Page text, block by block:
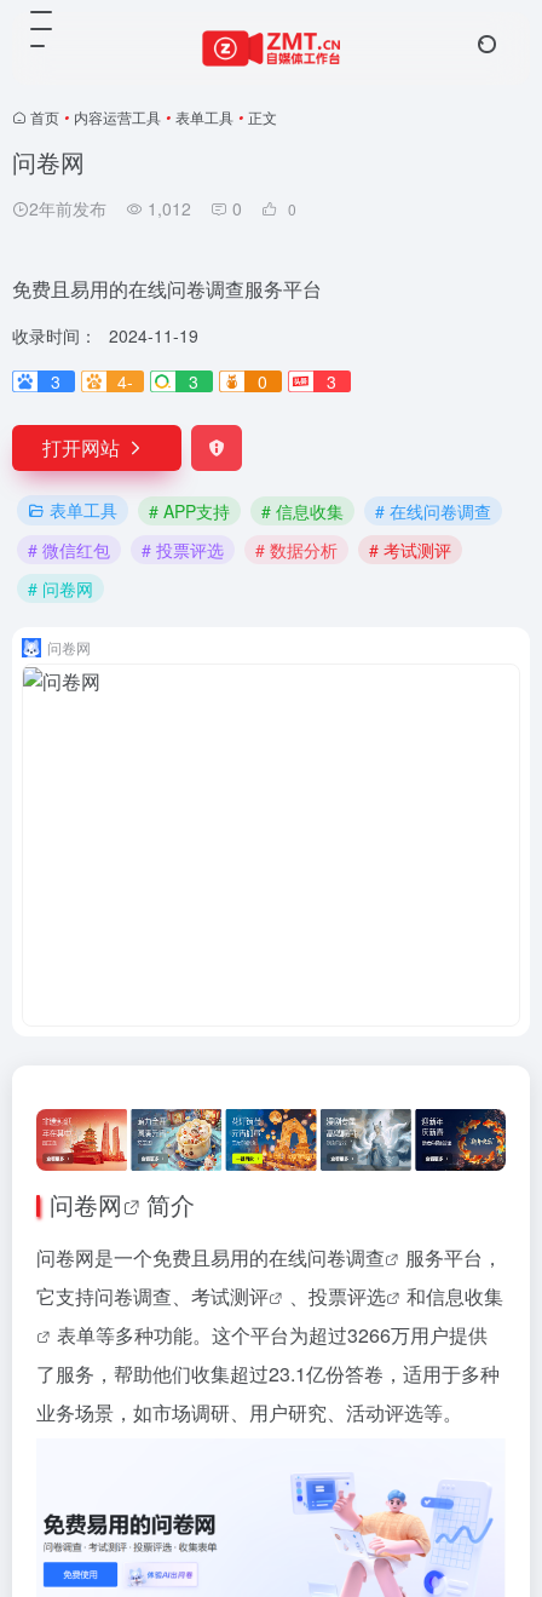
首页 • 内容运营工具 • 表单工具 • 正文
问卷网
2年前发布 1,012 0 0
免费且易用的在线问卷调查服务平台
收录时间：
2024-11-19
3
4- 3 0 3
打开网站
表单工具 # APP支持 # 信息收集
# 在线问卷调查
# 微信红包
# 投票评选 # 数据分析
# 考试测评
# 问卷网
问卷网
问卷网 简介
问卷网是一个免费且易用的在线问卷调查
服务平台，
它支持问卷调查、 考试测评 、 投票评选 和信息收集
表单等多种功能。这个平台为超过3266万用户提供
了服务，帮助他们收集超过23.1亿份答卷，适用于多种
业务场景，如市场调研、用户研究、活动评选等。